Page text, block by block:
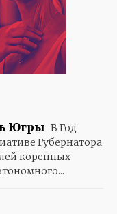
Югры В Год
Губернатора
коренных